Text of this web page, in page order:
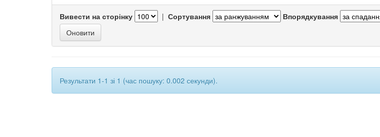
Вивести на сторінку | Сортування Впорядкування
Результати 1-1 зі 1 (час пошуку: 0.002 секунди).